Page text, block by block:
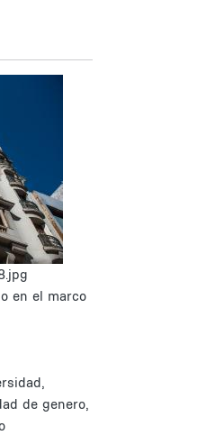
en el marco
de genero,